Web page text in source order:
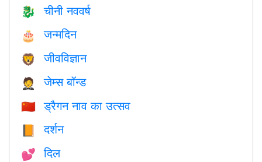
🐉 चीनी नववर्ष
🎂 जन्मदिन
🦁 जीवविज्ञान
🤵 जेम्स बॉन्ड
🇨🇳 ड्रैगन नाव का उत्सव
📙 दर्शन
💕 दिल